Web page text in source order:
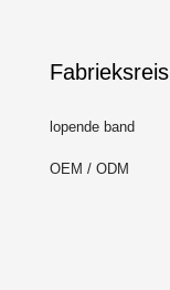
Fabrieksreis
lopende band
OEM / ODM